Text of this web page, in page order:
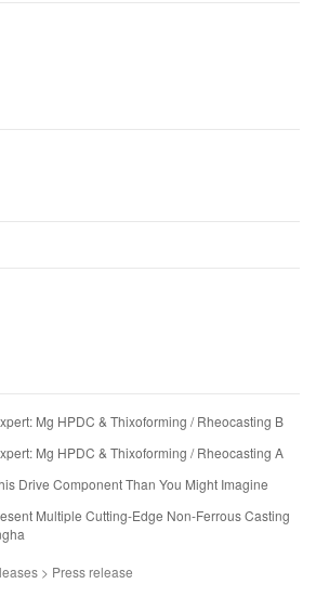
Mg HPDC & Thixoforming / Rheocasting B
Mg HPDC & Thixoforming / Rheocasting A
Drive Component Than You Might Imagine
Multiple Cutting-Edge Non-Ferrous Casting
> Press release